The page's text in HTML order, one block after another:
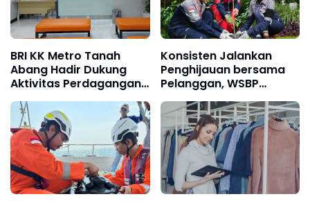
BRI KK Metro Tanah
Abang Hadir Dukung
Aktivitas Perdagangan
dan Permudah Akses
Layanan Perbankan
Konsisten Jalankan
Penghijauan bersama
Pelanggan, WSBP
Tanam Lebih Dari 2 Ribu
Pohon Sepanjang
Semester I 2026